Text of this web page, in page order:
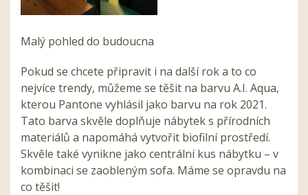
Malý pohled do budoucna
Pokud se chcete připravit i na další rok a to co
nejvíce trendy, můžeme se těšit na barvu A.I. Aqua,
kterou Pantone vyhlásil jako barvu na rok 2021.
Tato barva skvěle doplňuje nábytek s přírodních
materiálů a napomáhá vytvořit biofilní prostředí.
Skvěle také vynikne jako centrální kus nábytku – v
kombinaci se zaobleným sofa. Máme se opravdu na
co těšit!